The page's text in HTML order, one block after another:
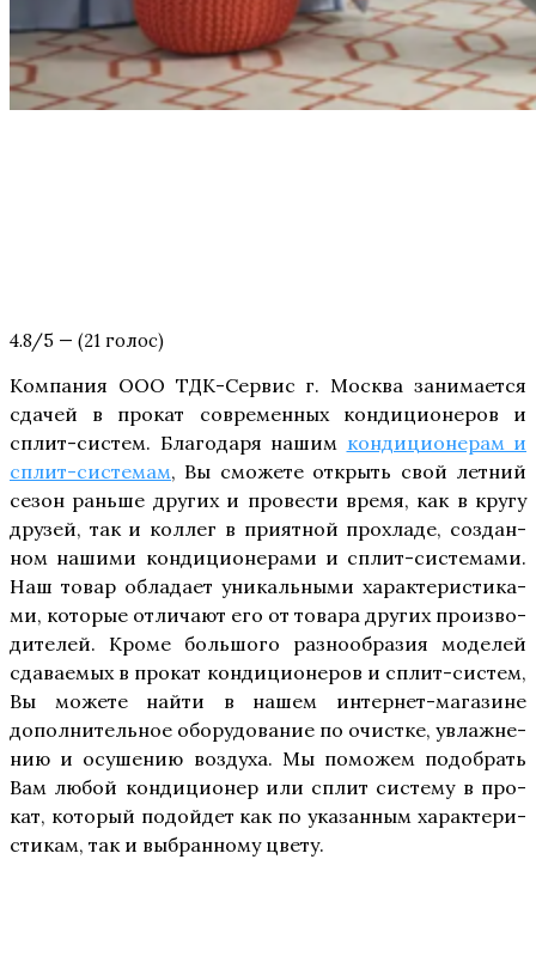
Москва+7 (964) 526-05-54
Санкт-Петербург+7 (964) 526-05-54
4.8/5 — (21 голос)
Ком­па­ния ООО ТДК-Сер­вис г. Москва зани­ма­ет­ся
сда­чей в про­кат совре­мен­ных кон­ди­ци­о­не­ров и
сплит-систем. Бла­го­да­ря нашим кон­ди­ци­о­не­рам и
сплит-систе­мам, Вы смо­же­те открыть свой лет­ний
сезон рань­ше дру­гих и про­ве­сти вре­мя, как в кру­гу
дру­зей, так и кол­лег в при­ят­ной про­хла­де, создан­
ном наши­ми кон­ди­ци­о­не­ра­ми и сплит-систе­ма­ми.
Наш товар обла­да­ет уни­каль­ны­ми харак­те­ри­сти­ка­
ми, кото­рые отли­ча­ют его от това­ра дру­гих про­из­во­
ди­те­лей. Кро­ме боль­шо­го раз­но­об­ра­зия моде­лей
сда­ва­е­мых в про­кат кон­ди­ци­о­не­ров и сплит-систем,
Вы може­те най­ти в нашем интер­нет-мага­зине
допол­ни­тель­ное обо­ру­до­ва­ние по очист­ке, увлаж­не­
нию и осу­ше­нию воз­ду­ха. Мы помо­жем подо­брать
Вам любой кон­ди­ци­о­нер или сплит систе­му в про­
кат, кото­рый подой­дет как по ука­зан­ным харак­те­ри­
сти­кам, так и выбран­но­му цвету.